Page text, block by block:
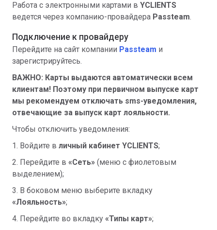
Работа с электронными картами в YCLIENTS
ведется через компанию-провайдера Passteam.
Подключение к провайдеру
Перейдите на сайт компании Passteam и
зарегистрируйтесь.
ВАЖНО: Карты выдаются автоматически всем
клиентам! Поэтому при первичном выпуске карт
мы рекомендуем отключать sms-уведомления,
отвечающие за выпуск карт лояльности.
Чтобы отключить уведомления:
1. Войдите в личный кабинет YCLIENTS;
2. Перейдите в «Сеть» (меню с фиолетовым
выделением);
3. В боковом меню выберите вкладку
«Лояльность»;
4. Перейдите во вкладку «Типы карт»;